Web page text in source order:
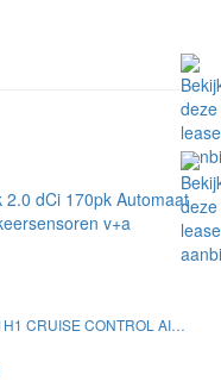
2.0 DCI 170PK 2.0 DCI 170PK AUTOMAAT L1H1 CRUISE CONTROL AIRCO CAMERA PARKEERSENSOREN V+A